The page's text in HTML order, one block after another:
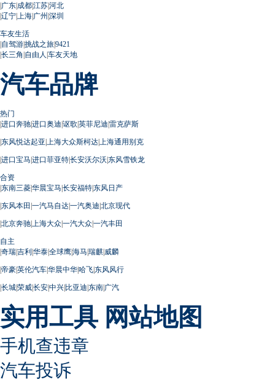
|广东|成都|江苏|河北
|辽宁| 上海|广州 |深圳
车友生活
|自驾游|挑战之旅|9421
|长三角 |自由人 |车友天地
汽车品牌
热门
|进口奔驰|进口奥迪|讴歌|英菲尼迪|雷克萨斯
|东风悦达起亚| 上海大众斯柯达| 上海通用别克
|进口宝马|进口菲亚特|长安沃尔沃|东风雪铁龙
合资
|东南三菱|华晨宝马|长安福特|东风日产
|东风本田 |一汽马自达|一汽奥迪|北京现代
|北京奔驰| 上海大众|一汽大众|一汽丰田
自主
|奇瑞|吉利|华泰|全球鹰|海马|瑞麒|威麟
|帝豪|英伦汽车|华晨中华|哈飞|东风风行
|长城|荣威|长安|中兴|比亚迪|东南|广汽
实用工具 网站地图
手机查违章
汽车投诉